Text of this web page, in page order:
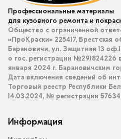
Профессиональные материалы
для кузовного ремонта и
Общество с ограниченной
«ПроКраски» 225417, Брестская
Барановичи, ул. Защитная 13
о гос. регистрации №291824226
января 2024 г. Барановичским
Дата включения сведений об
Торговый реестр Республики
14.03.2024, № регистрации
Информация